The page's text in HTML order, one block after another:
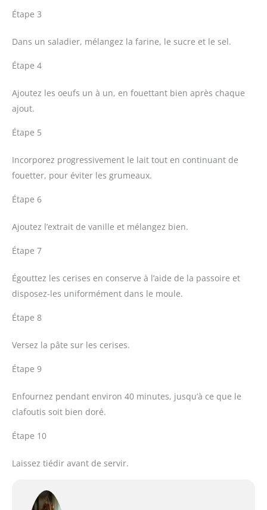
Étape 3
Dans un saladier, mélangez la farine, le sucre et le sel.
Étape 4
Ajoutez les oeufs un à un, en fouettant bien après chaque
ajout.
Étape 5
Incorporez progressivement le lait tout en continuant de
fouetter, pour éviter les grumeaux.
Étape 6
Ajoutez l’extrait de vanille et mélangez bien.
Étape 7
Égouttez les cerises en conserve à l’aide de la passoire et
disposez-les uniformément dans le moule.
Étape 8
Versez la pâte sur les cerises.
Étape 9
Enfournez pendant environ 40 minutes, jusqu’à ce que le
clafoutis soit bien doré.
Étape 10
Laissez tiédir avant de servir.